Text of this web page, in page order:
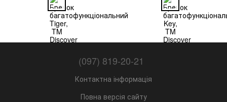
(097) 819-20-21
Контактна інформація
Повна версія сайту